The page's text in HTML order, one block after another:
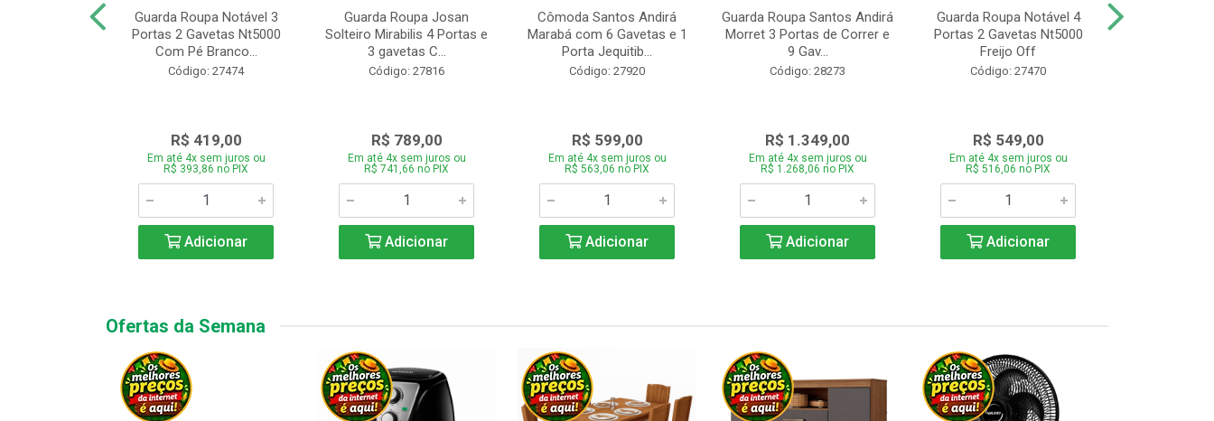
Guarda Roupa Notável 3
Portas 2 Gavetas Nt5000
Com Pé Branco...
Código: 27474
R$ 419,00
Em até 4x sem juros ou
R$ 393,86 no PIX
Adicionar
Guarda Roupa Josan
Solteiro Mirabilis 4 Portas e
3 gavetas C...
Código: 27816
R$ 789,00
Em até 4x sem juros ou
R$ 741,66 no PIX
Adicionar
Cômoda Santos Andirá
Marabá com 6 Gavetas e 1
Porta Jequitib...
Código: 27920
R$ 599,00
Em até 4x sem juros ou
R$ 563,06 no PIX
Adicionar
Guarda Roupa Santos Andirá
Morret 3 Portas de Correr e
9 Gav...
Código: 28273
R$ 1.349,00
Em até 4x sem juros ou
R$ 1.268,06 no PIX
Adicionar
Guarda Roupa Notável 4
Portas 2 Gavetas Nt5000
Freijo Off
Código: 27470
R$ 549,00
Em até 4x sem juros ou
R$ 516,06 no PIX
Adicionar
Ofertas da Semana